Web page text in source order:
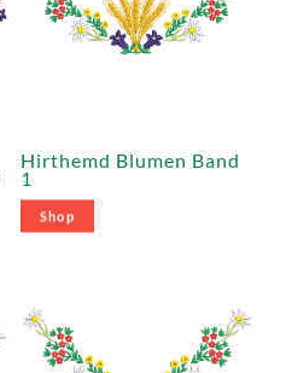
Hirthemd Blumen Band
1
Shop